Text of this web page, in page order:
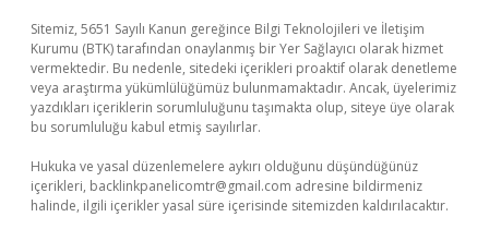
Sitemiz, 5651 Sayılı Kanun gereğince Bilgi Teknolojileri ve İletişim
Kurumu (BTK) tarafından onaylanmış bir Yer Sağlayıcı olarak hizmet
vermektedir. Bu nedenle, sitedeki içerikleri proaktif olarak denetleme
veya araştırma yükümlülüğümüz bulunmamaktadır. Ancak, üyelerimiz
yazdıkları içeriklerin sorumluluğunu taşımakta olup, siteye üye olarak
bu sorumluluğu kabul etmiş sayılırlar.
Hukuka ve yasal düzenlemelere aykırı olduğunu düşündüğünüz
içerikleri, backlinkpanelicomtr@gmail.com adresine bildirmeniz
halinde, ilgili içerikler yasal süre içerisinde sitemizden kaldırılacaktır.